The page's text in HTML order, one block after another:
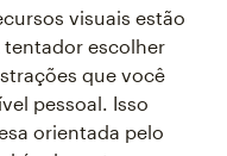
visuais estão
tentador escolher
que você
pessoal. Isso
orientada pelo